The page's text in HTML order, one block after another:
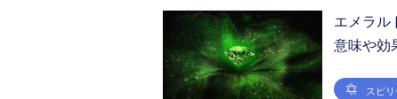
エメラル
意味や効
スピ